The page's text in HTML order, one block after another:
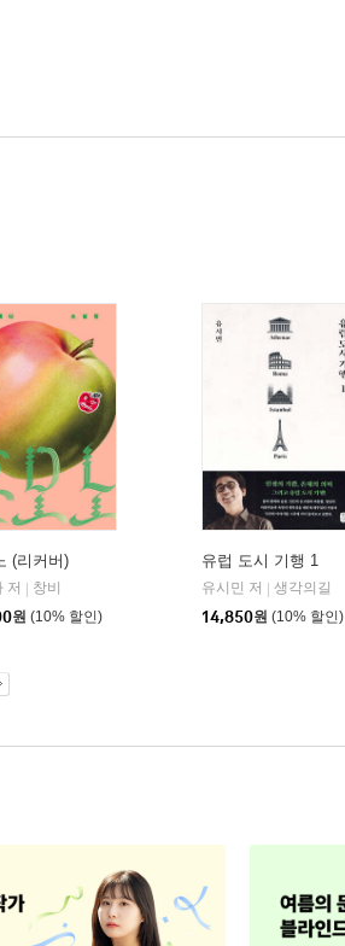
(리커버)
저
창비
원 (10% 할인)
유럽 도시 기행 1
유시민 저
생각의길
14,850원 (10% 할인)